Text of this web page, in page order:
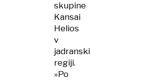
skupine
Kansai
Helios
v
jadranski
regiji.
»Po